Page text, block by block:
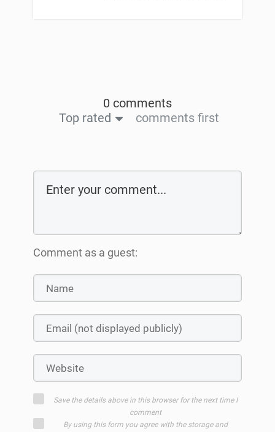
0 comments
Top rated
comments first
Comment as a guest:
Save the details above in this browser for the next time I
comment
By using this form you agree with the storage and